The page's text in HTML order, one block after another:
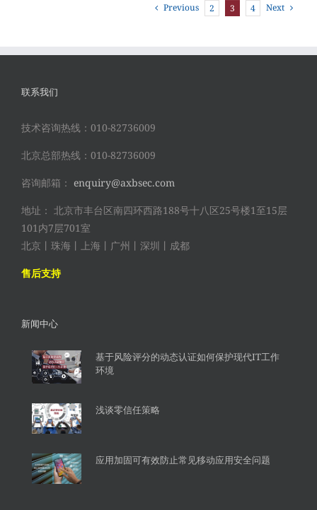
《2020
安
图
Previous 2 3 4 Next
联系我们
技术咨询热线：010-82736009
北京总部热线：010-82736009
咨询邮箱： enquiry@axbsec.com
地址： 北京市丰台区南四环西路188号十八区25号楼1至15层
101内7层701室
北京丨珠海丨上海丨广州丨深圳丨成都
售后支持
新闻中心
基于风险评分的动态认证如何保护现代IT工作
环境
浅谈零信任策略
应用加固可有效防止常见移动应用安全问题